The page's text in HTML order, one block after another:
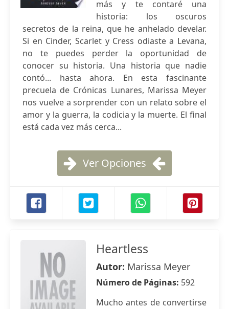
más y te contaré una
historia: los oscuros
secretos de la reina, que he anhelado develar.
Si en Cinder, Scarlet y Cress odiaste a Levana,
no te puedes perder la oportunidad de
conocer su historia. Una historia que nadie
contó... hasta ahora. En esta fascinante
precuela de Crónicas Lunares, Marissa Meyer
nos vuelve a sorprender con un relato sobre el
amor y la guerra, la codicia y la muerte. El final
está cada vez más cerca...
Ver Opciones
Heartless
Autor: Marissa Meyer
Número de Páginas: 592
Mucho antes de convertirse